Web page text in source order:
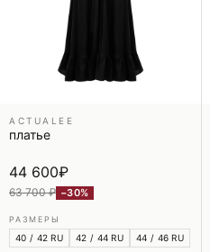
ACTUALEE
платье
44 600₽
63 700 ₽ −30%
РАЗМЕРЫ
40 / 42 RU 42 / 44 RU 44 / 46 RU